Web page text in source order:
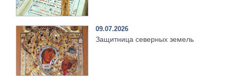
09.07.2026
Защитница северных земель